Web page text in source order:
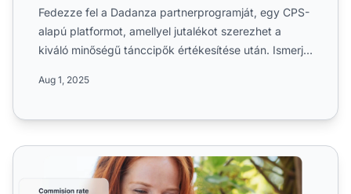
Fedezze fel a Dadanza partnerprogramját, egy CPS-
alapú platformot, amellyel jutalékot szerezhet a
kiváló minőségű tánccipők értékesítése után. Ismerje
Aug 1, 2025
Dpartners Partnerprogram